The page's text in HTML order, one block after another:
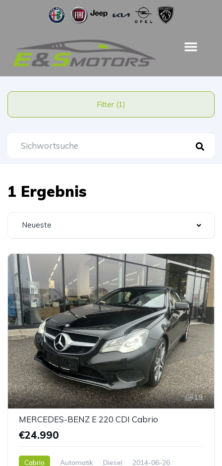
Filter (1)
1 Ergebnis
Neueste
19
MERCEDES-BENZ E 220 CDI Cabrio
€24.990
Cabrio Automatik Diesel
2014-06-26